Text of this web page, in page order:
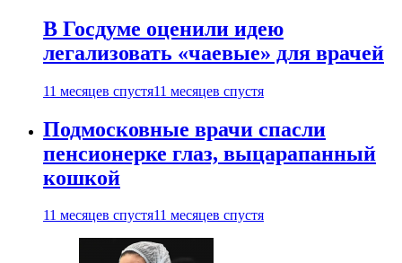
В Госдуме оценили идею
легализовать «чаевые» для врачей
11 месяцев спустя11 месяцев спустя
Подмосковные врачи спасли
пенсионерке глаз, выцарапанный
кошкой
11 месяцев спустя11 месяцев спустя